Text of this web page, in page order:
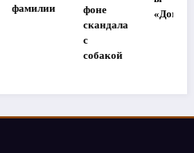
фоне
скандала
собакой
«Дома-2»